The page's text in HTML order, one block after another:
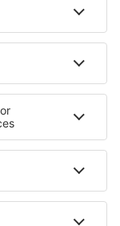
de Valencia